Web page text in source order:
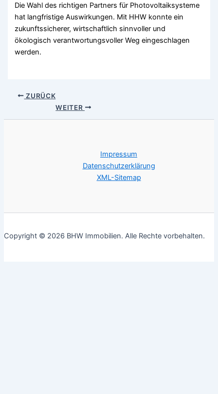
Die Wahl des richtigen Partners für Photovoltaiksysteme
hat langfristige Auswirkungen. Mit HHW konnte ein
zukunftssicherer, wirtschaftlich sinnvoller und
ökologisch verantwortungsvoller Weg eingeschlagen
werden.
ZURÜCK
WEITER
Impressum
Datenschutzerklärung
XML-Sitemap
Copyright © 2026 BHW Immobilien. Alle Rechte vorbehalten.